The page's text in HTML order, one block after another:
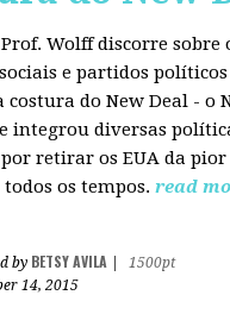
Wolff discorre sobre
e partidos políticos
costura do New Deal - o
integrou diversas
retirar os EUA da pior
os tempos. read
by BETSY AVILA
1500pt
14, 2015